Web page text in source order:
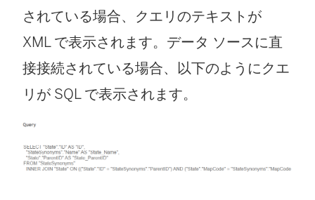
されている場合、クエリのテキストが
XML で表示されます。データ ソースに直
接接続されている場合、以下のようにクエ
リが SQL で表示されます。